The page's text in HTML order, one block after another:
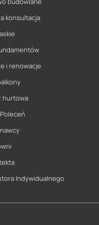
konsultacja
i renowacje
hurtowa
Indywidualnego